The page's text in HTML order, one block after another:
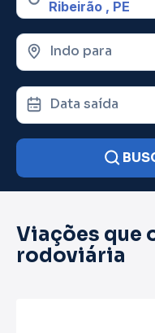
Indo para
Data saída
Viações que
rodoviária